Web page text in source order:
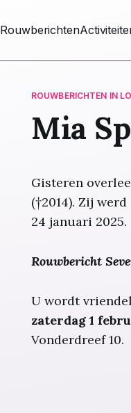
Rouwberichten
ROUWBERICHTEN IN
Mia
Gisteren
(†2014). Zij
24 januari 2025.
Rouwbericht
U wordt
zaterdag 1
Vonderdreef 10.